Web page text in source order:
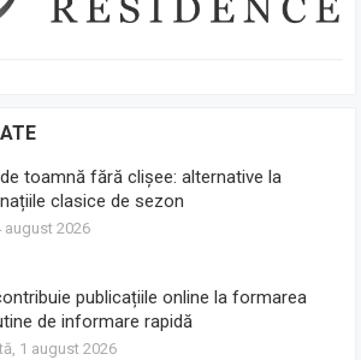
toamnă fără clișee: alternative la
clasice de sezon
august 2026
publicațiile online la formarea
de informare rapidă
1 august 2026